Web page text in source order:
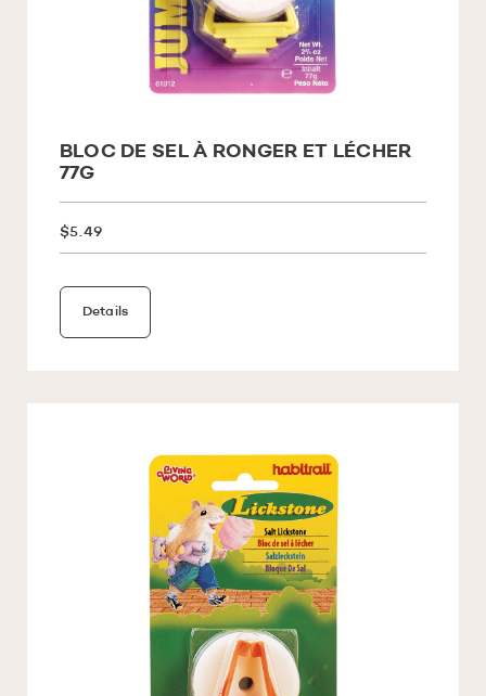
BLOC DE SEL À RONGER ET LÉCHER
77G
$5.49
Details